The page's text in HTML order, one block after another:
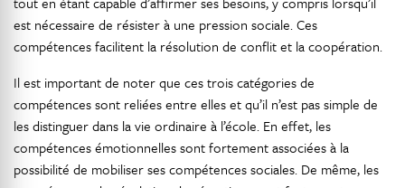
est nécessaire de résister à une pression sociale. Ces
compétences facilitent la résolution de conflit et la coopération.
Il est important de noter que ces trois catégories de
compétences sont reliées entre elles et qu’il n’est pas simple de
les distinguer dans la vie ordinaire à l’école. En effet, les
compétences émotionnelles sont fortement associées à la
possibilité de mobiliser ses compétences sociales. De même, les